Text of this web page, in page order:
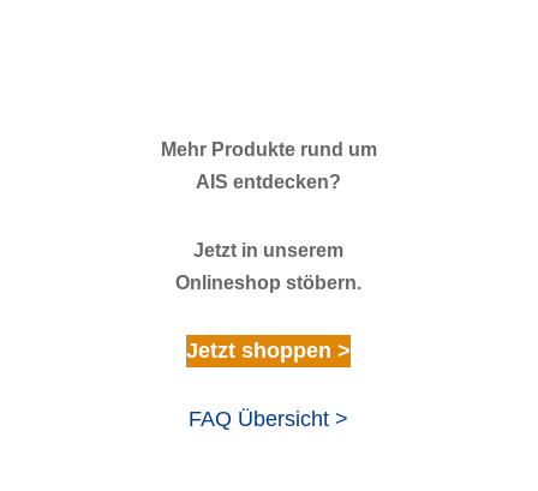
Mehr Produkte rund um
AIS entdecken?
Jetzt in unserem
Onlineshop stöbern.
Jetzt shoppen >
FAQ Übersicht >